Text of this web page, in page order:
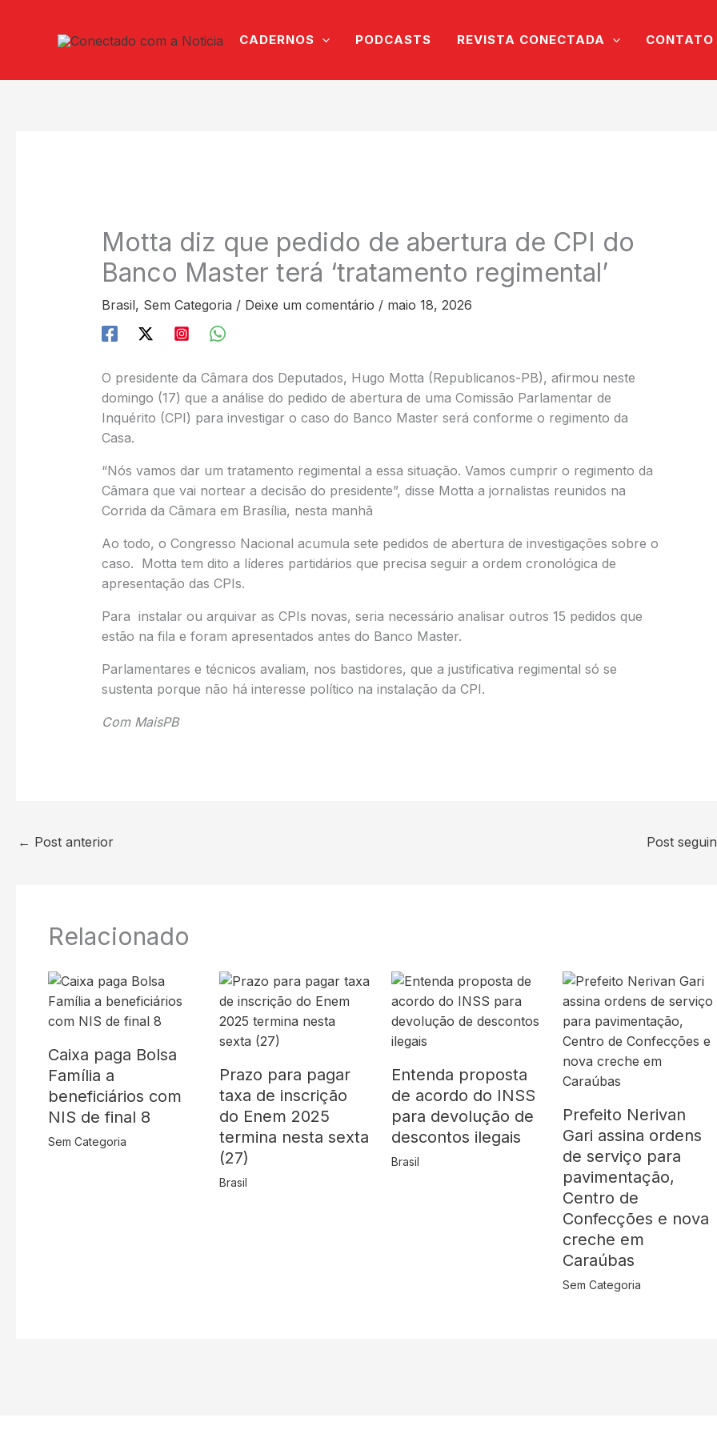
CADERNOS PODCASTS REVISTA CONECTADA CONTATO
Motta diz que pedido de abertura de CPI do
Banco Master terá ‘tratamento regimental’
Brasil, Sem Categoria / Deixe um comentário / maio 18, 2026
O presidente da Câmara dos Deputados, Hugo Motta (Republicanos-PB), afirmou neste
domingo (17) que a análise do pedido de abertura de uma Comissão Parlamentar de
Inquérito (CPI) para investigar o caso do Banco Master será conforme o regimento da
Casa.
“Nós vamos dar um tratamento regimental a essa situação. Vamos cumprir o regimento da
Câmara que vai nortear a decisão do presidente”, disse Motta a jornalistas reunidos na
Corrida da Câmara em Brasília, nesta manhã
Ao todo, o Congresso Nacional acumula sete pedidos de abertura de investigações sobre o
caso. Motta tem dito a líderes partidários que precisa seguir a ordem cronológica de
apresentação das CPIs.
Para instalar ou arquivar as CPIs novas, seria necessário analisar outros 15 pedidos que
estão na fila e foram apresentados antes do Banco Master.
Parlamentares e técnicos avaliam, nos bastidores, que a justificativa regimental só se
sustenta porque não há interesse político na instalação da CPI.
Com MaisPB
← Post anterior Post
Relacionado
Caixa paga Bolsa
Família a
beneficiários com
NIS de final 8
Sem Categoria
Prazo para pagar
taxa de inscrição
do Enem 2025
termina nesta sexta
(27)
Brasil
Entenda proposta
de acordo do INSS
para devolução de
descontos ilegais
Brasil
Prefeito Nerivan
Gari assina ordens
de serviço para
pavimentação,
Centro de
Confecções e nova
creche em
Caraúbas
Sem Categoria